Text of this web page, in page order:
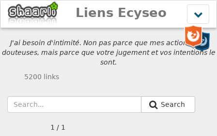
le
menu
Liens Ecyseo
J'ai besoin d'intimité. Non pas parce que mes actions sont
douteuses, mais parce que votre jugement et vos intentions le
sont.
5200 links
Search
1 / 1